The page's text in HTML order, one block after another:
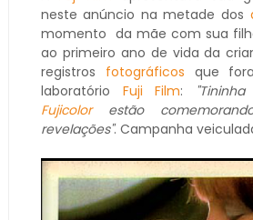
neste anúncio na metade dos
momento da mãe com sua
ao primeiro ano de vida da
registros fotográficos que
laboratório Fuji Film:
Fujicolorestão
revelações". Campanha